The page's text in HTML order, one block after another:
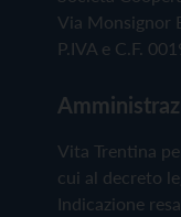
Via Monsignor
P.IVA e C.F.
Vita Trentina
cui al decreto
Indicazione